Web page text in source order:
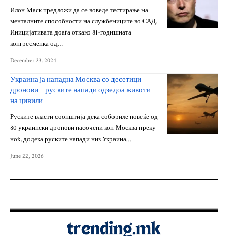
Илон Маск предложи да се воведе тестирање на
менталните способности на службениците во САД.
Иницијативата доаѓа откако 81-годишната
конгресменка од…
December 23, 2024
Украина ја нападна Москва со десетици
дронови – руските напади одзедоа животи
на цивили
Руските власти соопштија дека собориле повеќе од
80 украински дронови насочени кон Москва преку
ноќ, додека руските напади низ Украина…
June 22, 2026